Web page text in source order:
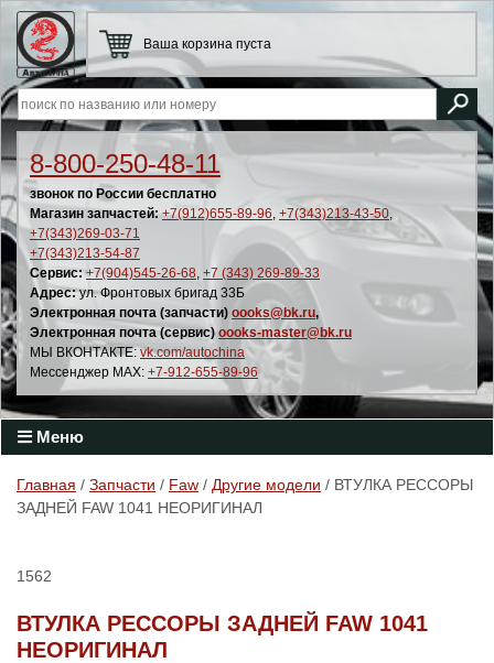
8-800-250-48-11
звонок по России бесплатно
Магазин запчастей: +7(912)655-89-96, +7(343)213-43-50,
+7(343)269-03-71
+7(343)213-54-87
Сервис: +7(904)545-26-68, +7 (343) 269-89-33
Адрес:ул. Фронтовых бригад 33Б
Электронная почта (запчасти) oooks@bk.ru,
Электронная почта (сервис) oooks-master@bk.ru
МЫ ВКОНТАКТЕ: vk.com/autochina
Мессенджер MAX: +7-912-655-89-96
Ваша корзина пуста
Меню
Главная / Запчасти / Faw / Другие модели / ВТУЛКА РЕССОРЫ
ЗАДНЕЙ FAW 1041 НЕОРИГИНАЛ
1562
ВТУЛКА РЕССОРЫ ЗАДНЕЙ FAW 1041
НЕОРИГИНАЛ